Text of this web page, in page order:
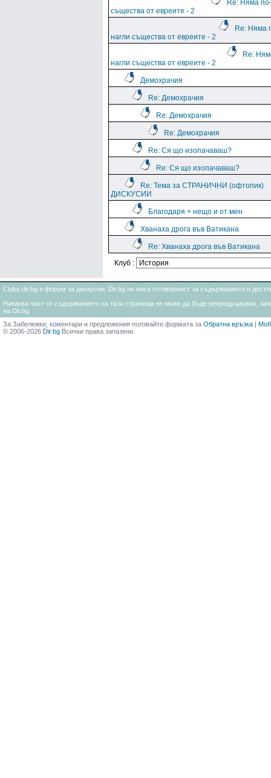
Re: Няма
същества от евреите - 2
Re: Няма
нагли същества от евреите - 2
Re:
нагли същества от евреите - 2
Демохрачия
Re: Демохрачия
Re: Демохрачия
Re: Демохрачия
Re: Ся що изопачаваш?
Re: Ся що изопачаваш?
Re: Тема за СТРАНИЧНИ (офтопик)
ДИСКУСИИ
Благодаря + нещо и от мен
Хванаха дрога във Ватикана
Re: Хванаха дрога във Ватикана
Клуб :
Clubs.dir.bg е форум за дискусии. Dir.bg не носи отговорност за съдържанието и
Никаква част от съдържанието на тази страница не може да бъде репродуцирана,
на Dir.bg
За Забележки, коментари и предложения ползвайте формата за Обратна връзка |
© 2006-2026 Dir.bg Всички права запазени.